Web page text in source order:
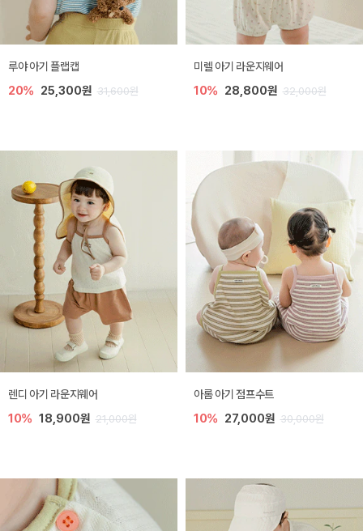
루야 아기 플랩캡
20% 25,300원 31,600원
미렐 아기 라운지웨어
10% 28,800원 32,000원
렌디 아기 라운지웨어
10% 18,900원 21,000원
아롬 아기 점프수트
10% 27,000원 30,000원